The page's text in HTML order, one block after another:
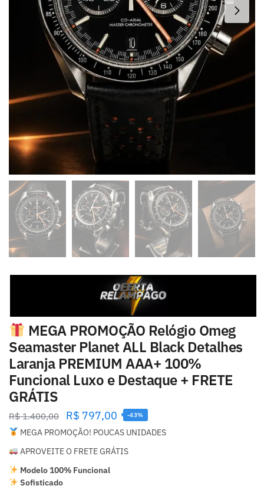
MEGA PROMOÇÃO Relógio Omeg
Seamaster Planet ALL Black Detalhes
Laranja PREMIUM AAA+ 100%
Funcional Luxo e Destaque + FRETE
GRÁTIS
R$1.400,00 R$ 797,00 -43%
MEGA PROMOÇÃO! POUCAS UNIDADES
APROVEITE O FRETE GRÁTIS
Modelo 100% Funcional
Sofisticado